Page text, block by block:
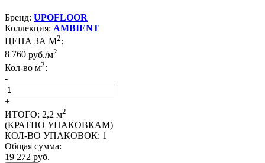
Бренд: UPOFLOOR
Коллекция: AMBIENT
ЦЕНА ЗА М2:
8 760 руб./м2
Кол-во м2:
-
+
ИТОГО: 2,2 м2
(КРАТНО УПАКОВКАМ)
КОЛ-ВО УПАКОВОК: 1
Общая сумма:
19 272 руб.